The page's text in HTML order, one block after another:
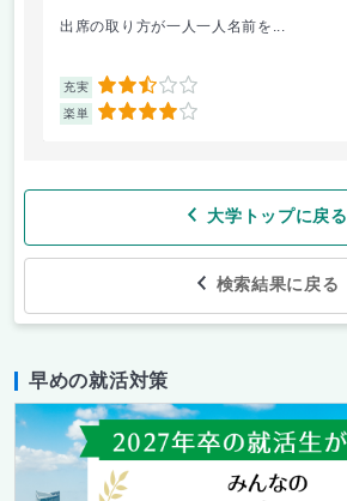
出席の取り方が一人一人名前を...
充実 2.5
楽単 4
大学トップに戻る
検索結果に戻る
早めの就活対策